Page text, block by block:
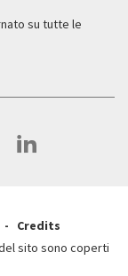
su tutte le
Credits
sito sono coperti